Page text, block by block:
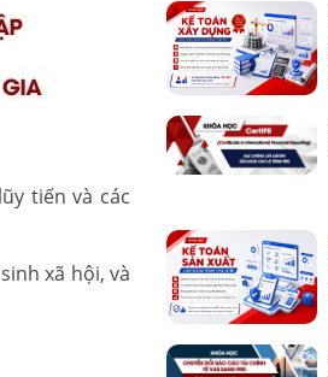
tiến và các
xã hội, và